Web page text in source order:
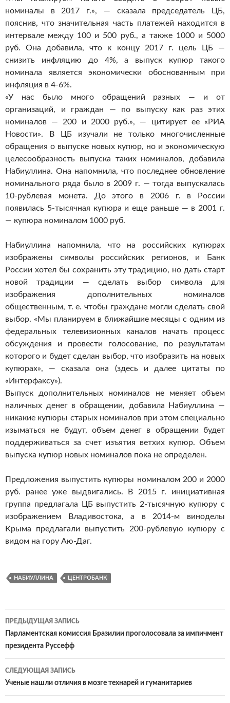
номиналы в 2017 г.», — сказала председатель ЦБ,
пояснив, что значительная часть платежей находится в
интервале между 100 и 500 руб., а также 1000 и 5000
руб. Она добавила, что к концу 2017 г. цель ЦБ —
снизить инфляцию до 4%, а выпуск купюр такого
номинала является экономически обоснованным при
инфляция в 4-6%.
«У нас было много обращений разных — и от
организаций, и граждан — по выпуску как раз этих
номиналов — 200 и 2000 руб.», — цитирует ее «РИА
Новости». В ЦБ изучали не только многочисленные
обращения о выпуске новых купюр, но и экономическую
целесообразность выпуска таких номиналов, добавила
Набиуллина. Она напомнила, что последнее обновление
номинального ряда было в 2009 г. — тогда выпускалась
10-рублевая монета. До этого в 2006 г. в России
появилась 5-тысячная купюра и еще раньше — в 2001 г.
— купюра номиналом 1000 руб.
Набиуллина напомнила, что на российских купюрах
изображены символы российских регионов, и Банк
России хотел бы сохранить эту традицию, но дать старт
новой традиции — сделать выбор символа для
изображения дополнительных номиналов
общественным, т. е. чтобы граждане могли сделать свой
выбор. «Мы планируем в ближайшие месяцы с одним из
федеральных телевизионных каналов начать процесс
обсуждения и провести голосование, по результатам
которого и будет сделан выбор, что изобразить на новых
купюрах», — сказала она (здесь и далее цитаты по
«Интерфаксу»).
Выпуск дополнительных номиналов не меняет объем
наличных денег в обращении, добавила Набиуллина —
никакие купюры старых номиналов при этом специально
изыматься не будут, объем денег в обращении будет
поддерживаться за счет изъятия ветхих купюр. Объем
выпуска купюр новых номиналов пока не определен.
Предложения выпустить купюры номиналом 200 и 2000
руб. ранее уже выдвигались. В 2015 г. инициативная
группа предлагала ЦБ выпустить 2-тысячную купюру с
изображением Владивостока, а в 2014-м виноделы
Крыма предлагали выпустить 200-рублевую купюру с
видом на гору Аю-Даг.
НАБИУЛЛИНА ЦЕНТРОБАНК
Навигация
записям
ПРЕДЫДУЩАЯ ЗАПИСЬ
Парламентская комиссия Бразилии проголосовала за импичмент
президента Руссефф
СЛЕДУЮЩАЯ ЗАПИСЬ
Ученые нашли отличия в мозге технарей и гуманитариев